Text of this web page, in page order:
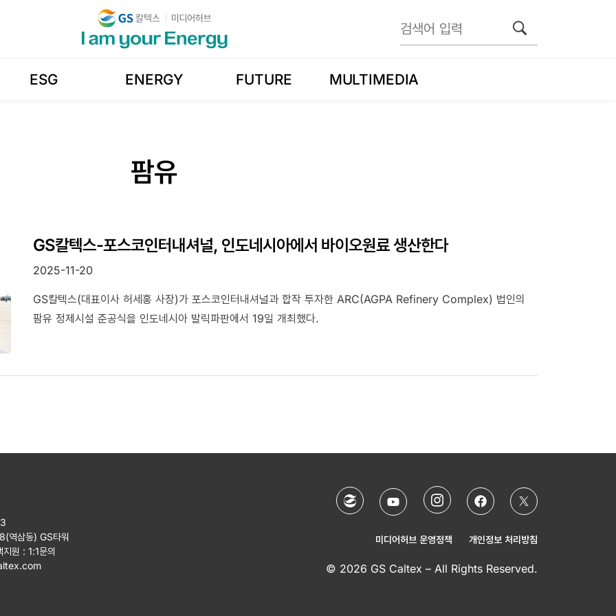
ESG ENERGY FUTURE MULTIMEDIA
팜유
GS칼텍스-포스코인터내셔널, 인도네시아에서 바이오원료 생산한다
2025-11-20
GS칼텍스(대표이사 허세홍 사장)가 포스코인터내셔널과 합작 투자한 ARC(AGPA Refinery Complex) 법인의
팜유 정제시설 준공식을 인도네시아 발릭파판에서 19일 개최했다.
역삼동) GS타워
지원 : 1:1문의
미디어허브 운영정책 개인정보 처리방침
© 2026 GS Caltex – All Rights Reserved.